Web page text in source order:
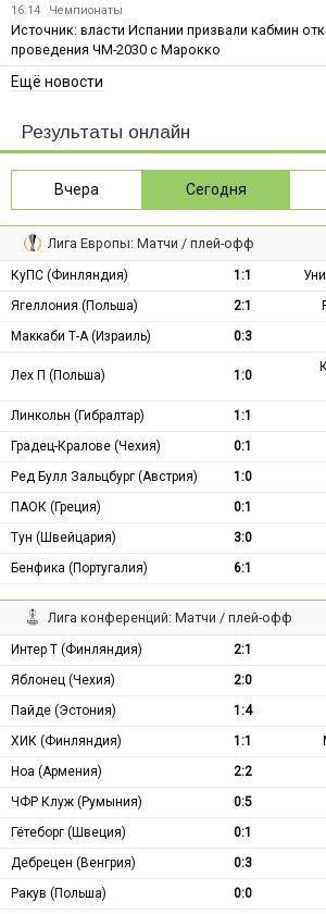
16:14 Чемпионаты
Источник: власти Испании призвали кабмин
проведения ЧМ-2030 с Марокко
Ещё новости
Результаты онлайн
Вчера Сегодня
Лига Европы: Матчи / плей-офф
КуПС (Финляндия) 1:1
Ягеллония (Польша)
2:1
Маккаби Т-А (Израиль)
0:3
Лех П (Польша) 1:0
Линкольн (Гибралтар)
1:1
Градец-Кралове (Чехия)
0:1
Ред Булл Зальцбург (Австрия)
1:0
ПАОК (Греция)
0:1
Тун (Швейцария)
3:0
Бенфика (Португалия)
6:1
Лига конференций: Матчи / плей-офф
Интер Т (Финляндия) 2:1
Яблонец (Чехия)
2:0
Пайде (Эстония)
1:4
ХИК (Финляндия)
1:1
Ноа (Армения)
2:2
ЧФР Клуж (Румыния)
0:5
Гётеборг (Швеция)
0:1
Дебрецен (Венгрия)
0:3
Ракув (Польша)
0:0